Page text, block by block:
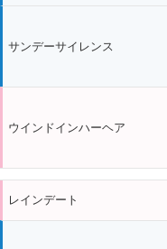
サンデーサイレンス
ウインドインハーヘア
レインデート